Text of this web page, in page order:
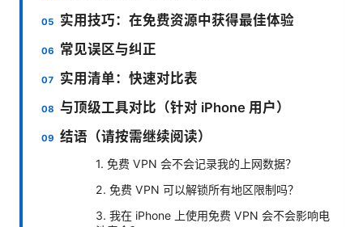
实用技巧：在免费资源中获得最佳体验
常见误区与纠正
实用清单：快速对比表
与顶级工具对比（针对 iPhone 用户）
结语（请按需继续阅读）
1. 免费 VPN 会不会记录我的上网数据？
2. 免费 VPN 可以解锁所有地区限制吗？
3. 我在 iPhone 上使用免费 VPN 会不会影响电